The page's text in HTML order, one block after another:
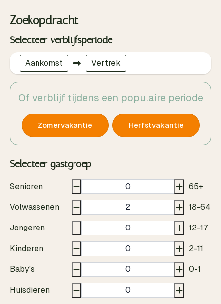
Zoekopdracht
Selecteer verblijfsperiode
Aankomst Vertrek
Of verblijf tijdens een populaire periode
Zomervakantie Herfstvakantie
Selecteer gastgroep
Senioren 65+
Volwassenen 18-64
Jongeren 12-17
Kinderen 2-11
Baby's 0-1
Huisdieren